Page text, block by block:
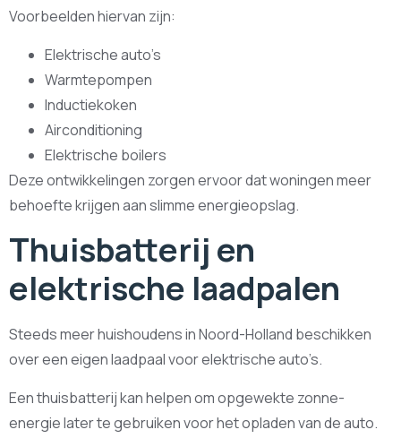
Voorbeelden hiervan zijn:
Elektrische auto’s
Warmtepompen
Inductiekoken
Airconditioning
Elektrische boilers
Deze ontwikkelingen zorgen ervoor dat woningen meer
behoefte krijgen aan slimme energieopslag.
Thuisbatterij en
elektrische laadpalen
Steeds meer huishoudens in Noord-Holland beschikken
over een eigen laadpaal voor elektrische auto’s.
Een thuisbatterij kan helpen om opgewekte zonne-
energie later te gebruiken voor het opladen van de auto.